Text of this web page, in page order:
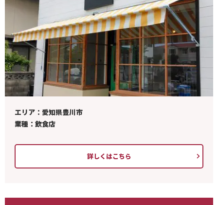
エリア：愛知県豊川市
業種：飲食店
詳しくはこちら